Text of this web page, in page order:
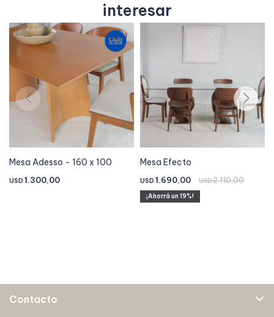
interesar
Mesa Adesso - 160 x 100
USD 1.300,00
Mesa Efecto
USD 1.690,00 USD2.110,00
19
Contacto